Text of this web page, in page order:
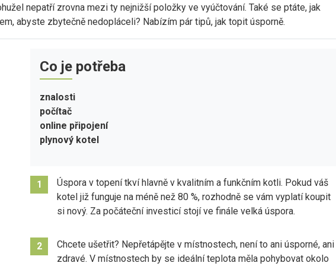
nepatří zrovna mezi ty nejnižší položky ve vyúčtování. Také se ptáte, jak
abyste zbytečně nedopláceli? Nabízím pár tipů, jak topit úsporně.
Co je potřeba
znalosti
počítač
online připojení
plynový kotel
1
Úspora v topení tkví hlavně v kvalitním a funkčním kotli. Pokud váš
kotel již funguje na méně než 80 %, rozhodně se vám vyplatí koupit
si nový. Za počáteční investicí stojí ve finále velká úspora.
2
Chcete ušetřit? Nepřetápějte v místnostech, není to ani úsporné, ani
zdravé. V místnostech by se ideální teplota měla pohybovat okolo